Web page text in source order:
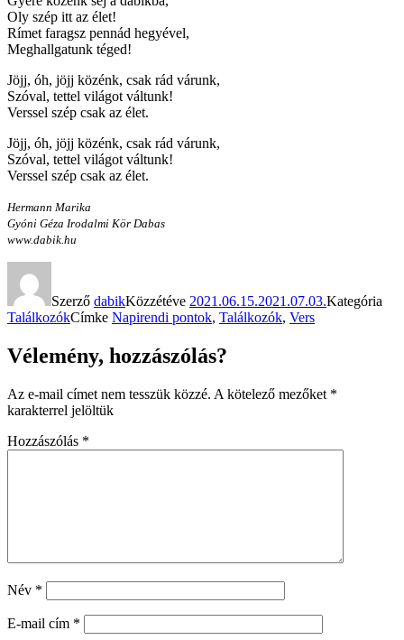
Oly szép itt az élet!
Rímet faragsz pennád hegyével,
Meghallgatunk téged!
Jöjj, óh, jöjj közénk, csak rád várunk,
Szóval, tettel világot váltunk!
Verssel szép csak az élet.
Jöjj, óh, jöjj közénk, csak rád várunk,
Szóval, tettel világot váltunk!
Verssel szép csak az élet.
Hermann Marika
Gyóni Géza Irodalmi Kör Dabas
www.dabik.hu
Szerző dabikKözzétéve 2021.06.15.2021.07.03.Kategória
TalálkozókCímke Napirendi pontok, Találkozók, Vers
Vélemény, hozzászólás?
Az e-mail címet nem tesszük közzé. A kötelező mezőket *
karakterrel jelöltük
Hozzászólás *
Név *
E-mail cím *